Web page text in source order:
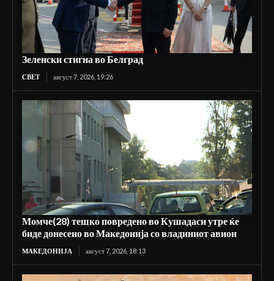
Зеленски стигна во Белград
СВЕТ август 7, 2026, 19:26
Момче(28) тешко повредено во Кушадаси утре ќе
биде донесено во Македонија со владиниот авион
МАКЕДОНИЈА август 7, 2026, 18:13